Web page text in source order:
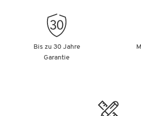
Bis zu 30 Jahre
Garantie